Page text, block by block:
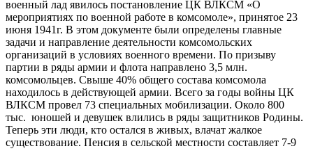
военный лад явилось постановление ЦК ВЛКСМ «О
мероприятиях по военной работе в комсомоле», принятое 23
июня 1941г. В этом документе были определены главные
задачи и направление деятельности комсомольских
организаций в условиях военного времени. По призыву
партии в ряды армии и флота направлено 3,5 млн.
комсомольцев. Свыше 40% общего состава комсомола
находилось в действующей армии. Всего за годы войны ЦК
ВЛКСМ провел 73 специальных мобилизации. Около 800
тыс. юношей и девушек влились в ряды защитников Родины.
Теперь эти люди, кто остался в живых, влачат жалкое
существование. Пенсия в сельской местности составляет 7-9